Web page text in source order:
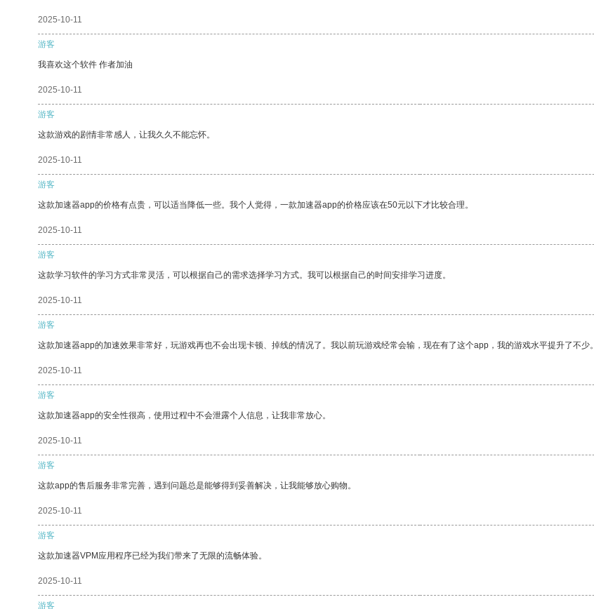
2025-10-11
游客
我喜欢这个软件 作者加油
2025-10-11
游客
这款游戏的剧情非常感人，让我久久不能忘怀。
2025-10-11
游客
这款加速器app的价格有点贵，可以适当降低一些。我个人觉得，一款加速器app的价格应该在50元以下才比较合理。
2025-10-11
游客
这款学习软件的学习方式非常灵活，可以根据自己的需求选择学习方式。我可以根据自己的时间安排学习进度。
2025-10-11
游客
这款加速器app的加速效果非常好，玩游戏再也不会出现卡顿、掉线的情况了。我以前玩游戏经常会输，现在有了这个app，我的游戏水平提升了不少。
2025-10-11
游客
这款加速器app的安全性很高，使用过程中不会泄露个人信息，让我非常放心。
2025-10-11
游客
这款app的售后服务非常完善，遇到问题总是能够得到妥善解决，让我能够放心购物。
2025-10-11
游客
这款加速器VPM应用程序已经为我们带来了无限的流畅体验。
2025-10-11
游客